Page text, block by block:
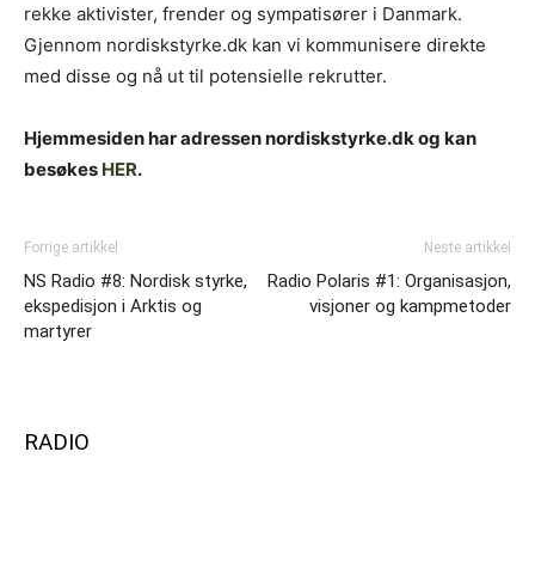
rekke aktivister, frender og sympatisører i Danmark.
Gjennom nordiskstyrke.dk kan vi kommunisere direkte
med disse og nå ut til potensielle rekrutter.
Hjemmesiden har adressen nordiskstyrke.dk og kan
besøkes HER.
Forrige artikkel
NS Radio #8: Nordisk styrke,
ekspedisjon i Arktis og
martyrer
Neste artikkel
Radio Polaris #1: Organisasjon,
visjoner og kampmetoder
RADIO